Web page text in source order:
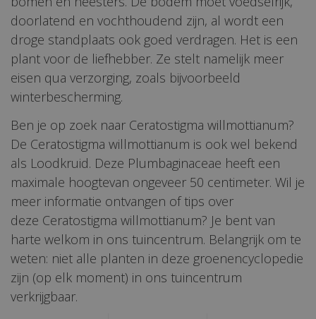
doorlatend en vochthoudend zijn, al wordt een
droge standplaats ook goed verdragen. Het is een
plant voor de liefhebber. Ze stelt namelijk meer
eisen qua verzorging, zoals bijvoorbeeld
winterbescherming.
Ben je op zoek naar Ceratostigma willmottianum?
De Ceratostigma willmottianum is ook wel bekend
als Loodkruid. Deze Plumbaginaceae heeft een
maximale hoogtevan ongeveer 50 centimeter. Wil je
meer informatie ontvangen of tips over
deze Ceratostigma willmottianum? Je bent van
harte welkom in ons tuincentrum. Belangrijk om te
weten: niet alle planten in deze groenencyclopedie
zijn (op elk moment) in ons tuincentrum
verkrijgbaar.